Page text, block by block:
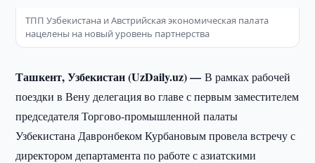
ТПП Узбекистана и Австрийская экономическая палата
нацелены на новый уровень партнерства
Ташкент, Узбекистан (UzDaily.uz) —В рамках рабочей
поездки в Вену делегация во главе с первым заместителем
председателя Торгово-промышленной палаты
Узбекистана Давронбеком Курбановым провела встречу с
директором департамента по работе с азиатскими